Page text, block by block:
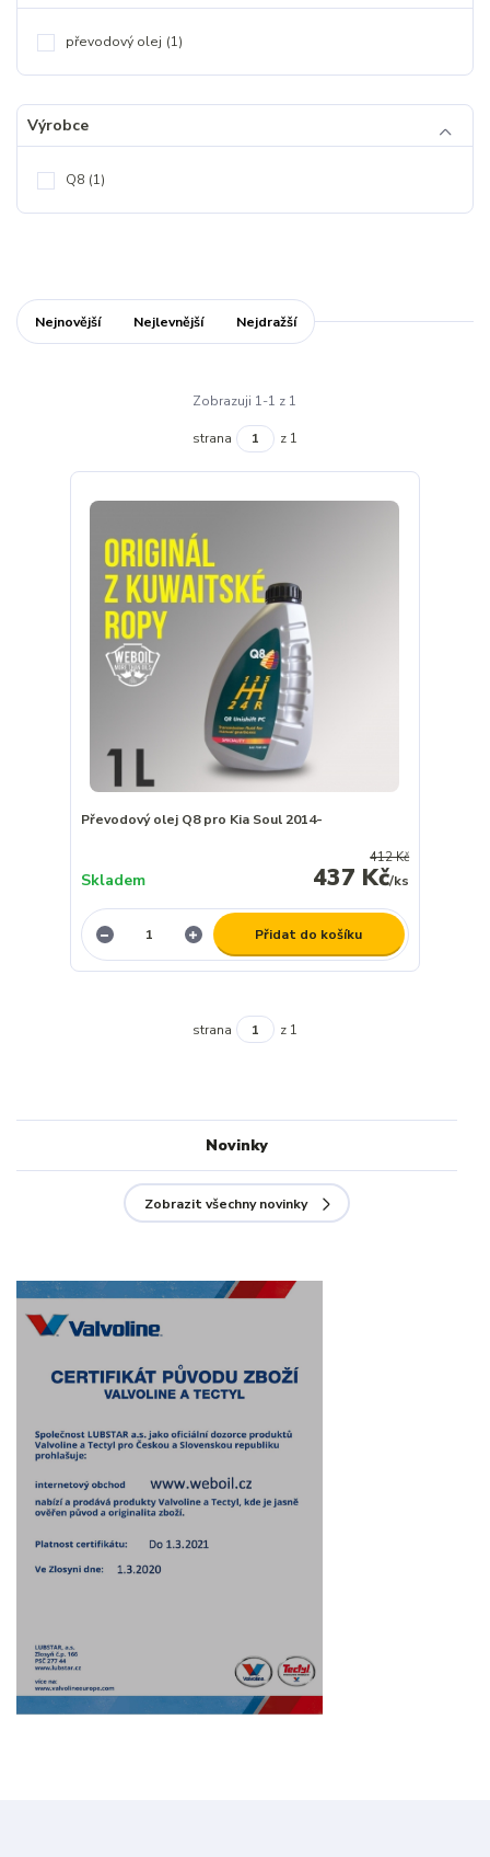
převodový olej (1)
Výrobce
Q8 (1)
Nejnovější Nejlevnější Nejdražší
Zobrazuji 1-1 z 1
strana z 1
Převodový olej Q8 pro Kia Soul 2014-
412 Kč
437 Kč/ks
Skladem
Přidat do košíku
strana z 1
Novinky
Zobrazit všechny novinky